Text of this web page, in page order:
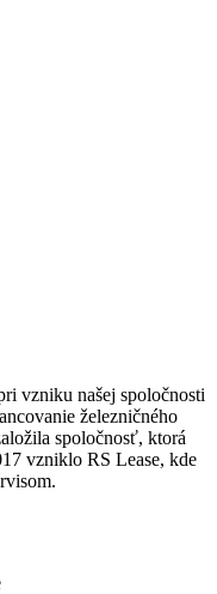
vzniku našej spoločnosti
železničného
spoločnosť, ktorá
vzniklo RS Lease, kde